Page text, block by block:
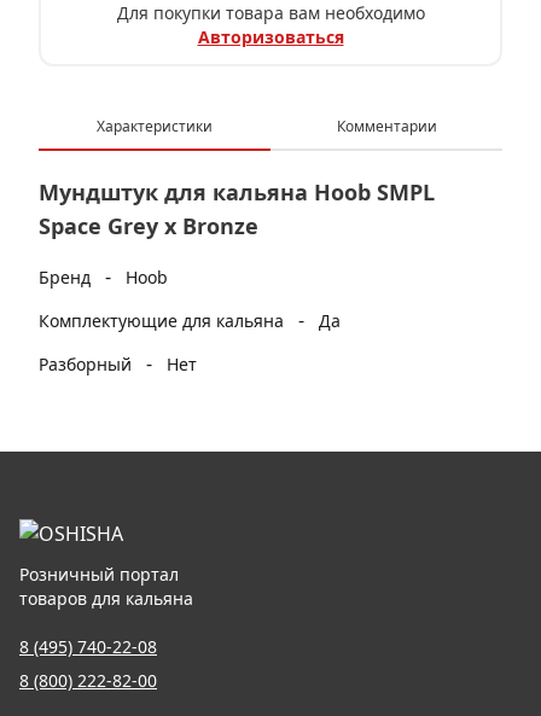
Для покупки товара вам необходимо
Авторизоваться
Характеристики Комментарии
Мундштук для кальяна Hoob SMPL
Space Grey x Bronze
Бренд -
Hoob
Комплектующие для кальяна
- Да
Разборный
- Нет
Розничный портал
товаров для кальяна
8 (495) 740-22-08
8 (800) 222-82-00